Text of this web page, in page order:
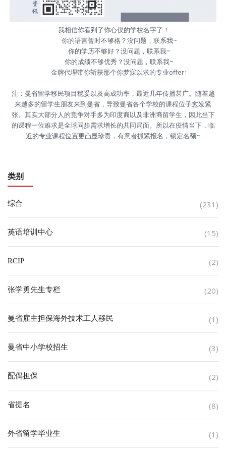
我相信你看到了你心仪的学校名字了！
你的语言暂时不够格？没问题，联系我~
你的学历不够好？没问题，联系我~
你的成绩不够优秀？没问题，联系我~
金牌代理带你斩获那个你梦寐以求的专业offer↑
注：曼省留学移民项目稳妥以及高成功率，最近几年传播甚广。随着越
来越多的留学生朋友来到曼省，导致曼省各个学校的课程位子愈发紧
张。其实大部分人的竞争对手多为印度裔以及非洲裔留学生，因此当下
的课程一位难求是全球同步需求增长的共同局面。所以在疫情当下，临
近的专业课程位置更凸显珍贵，有意者抓紧报名，锁定名额~
类别
综合 (231)
英语培训中心 (15)
RCIP (2)
张学勇先生专栏 (20)
曼省雇主担保海外技术工人移民 (1)
曼省中小学校招生 (3)
配偶担保 (2)
省提名 (8)
外省留学毕业生 (1)